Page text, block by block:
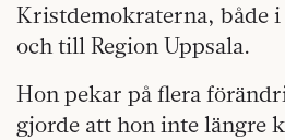
Kristdemokraterna, både
och till Region Uppsala.
Hon pekar på flera
gjorde att hon inte längre